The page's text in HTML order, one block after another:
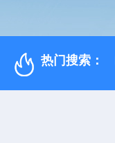
热门搜索：